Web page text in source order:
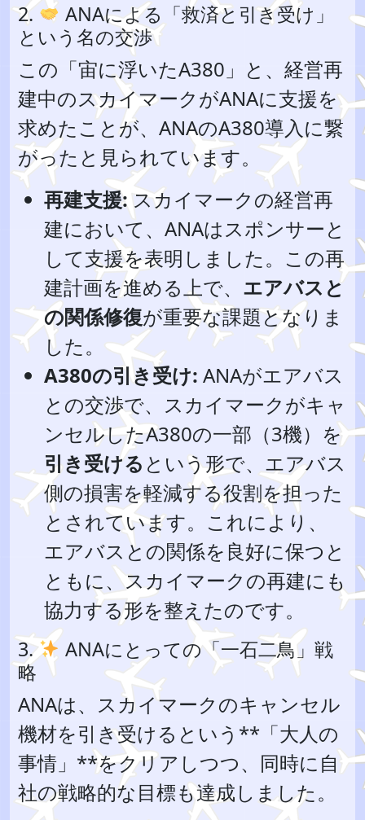
2.
ANAによる「救済と引き受け」
という名の交渉
この「宙に浮いたA380」と、経営再
建中のスカイマークがANAに支援を
求めたことが、ANAのA380導入に繋
がったと見られています。
再建支援: スカイマークの経営再
建において、ANAはスポンサーと
して支援を表明しました。この再
建計画を進める上で、 エアバスと
の関係修復が重要な課題となりま
した。
A380の引き受け: ANAがエアバス
との交渉で、スカイマークがキャ
ンセルしたA380の一部（3機）を
引き受ける という形で、エアバス
側の損害を軽減する役割を担った
とされています。これにより、
エアバスとの関係を良好に保つと
ともに、スカイマークの再建にも
協力する形を整えたのです。
3.
ANAにとっての「一石二鳥」戦
略
ANAは、スカイマークのキャンセル
機材を引き受けるという**「大人の
事情」**をクリアしつつ、同時に自
社の戦略的な目標も達成しました。